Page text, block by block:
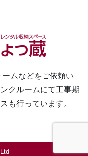
ムなどをご依頼い
クルームにて工事期
も行っています。